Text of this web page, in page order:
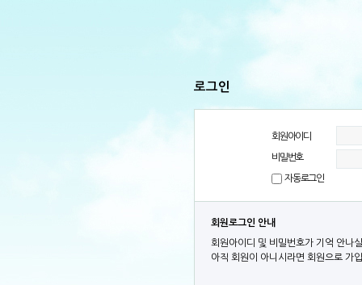
로그인
회원아이디
비밀번호
자동로그인
회원로그인 안내
회원아이디 및 비밀번호가 기억 안나
아직 회원이 아니시라면 회원으로 가